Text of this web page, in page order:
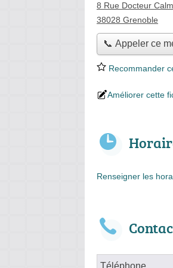
8 Rue Docteur
38028 Grenoble
📞 Appeler ce
Recommander
Améliorer cette
Renseigner les
Téléphone